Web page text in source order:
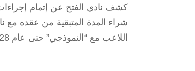
كشف نادي الفتح عن إتمام
شراء المدة المتبقية من عقده مع
اللاعب مع “النموذجي” حتى عام 2028، في إطار سعي إدارة...